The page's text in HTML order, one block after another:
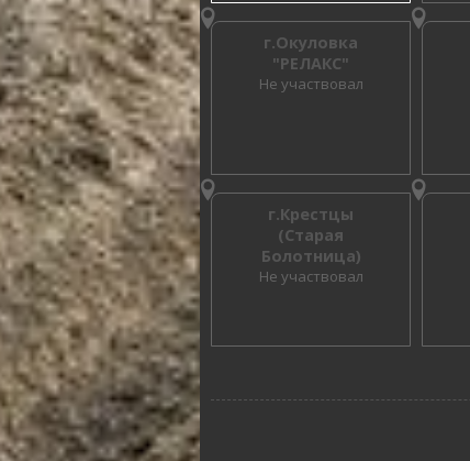
г.Окуловка
"РЕЛАКС"
Не участвовал
г.Крестцы
(Старая
Болотница)
Не участвовал